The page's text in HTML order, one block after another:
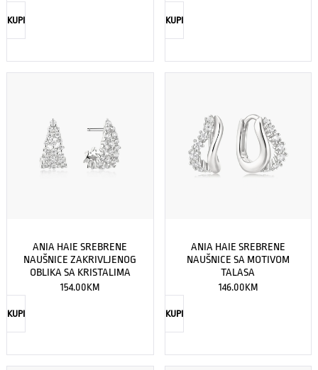
KUPI KUPI
ANIA HAIE SREBRENE
NAUŠNICE ZAKRIVLJENOG
OBLIKA SA KRISTALIMA
154.00KM
KUPI
ANIA HAIE SREBRENE
NAUŠNICE SA MOTIVOM
TALASA
146.00KM
KUPI